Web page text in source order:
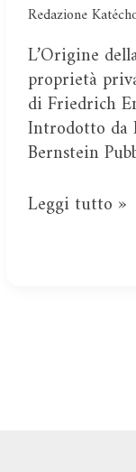
Redazione
L’Origine
proprietà
di Friedrich
Introdotto da
Bernstein
Leggi tutto »